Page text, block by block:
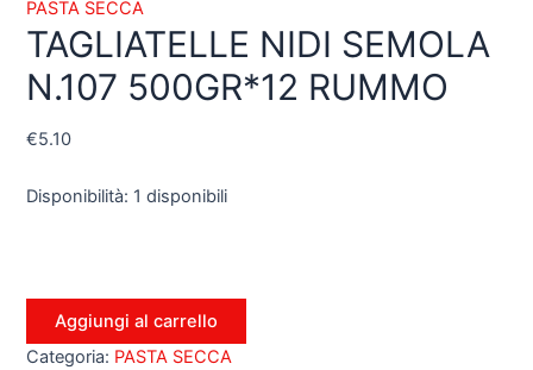
PASTA SECCA
TAGLIATELLE NIDI SEMOLA
N.107 500GR*12 RUMMO
€5.10
Disponibilità: 1 disponibili
Aggiungi al carrello
Categoria: PASTA SECCA